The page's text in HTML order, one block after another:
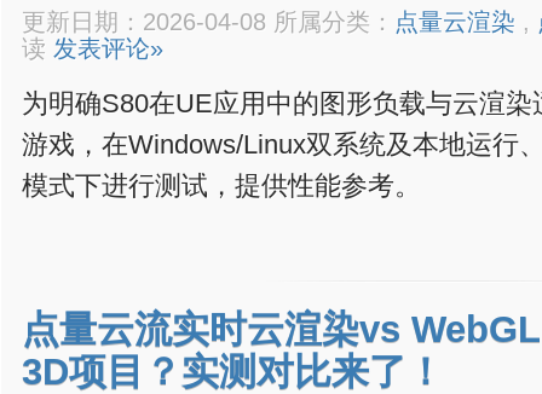
更新日期：2026-04-08 所属分类： 点量云渲染 ,
读 发表评论»
为明确S80在UE应用中的图形负载与云渲
游戏，在Windows/Linux双系统及本地运行
模式下进行测试，提供性能参考。
点量云流实时云渲染vs
3D项目？实测对比来了！